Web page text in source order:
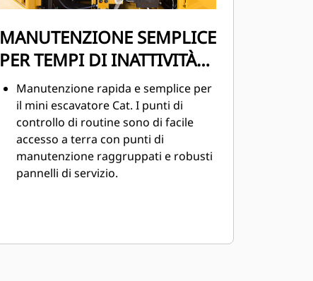
MANUTENZIONE SEMPLICE
PER TEMPI DI INATTIVITÀ
RIDOTTI
Manutenzione rapida e semplice per
il mini escavatore Cat. I punti di
controllo di routine sono di facile
accesso a terra con punti di
manutenzione raggruppati e robusti
pannelli di servizio.